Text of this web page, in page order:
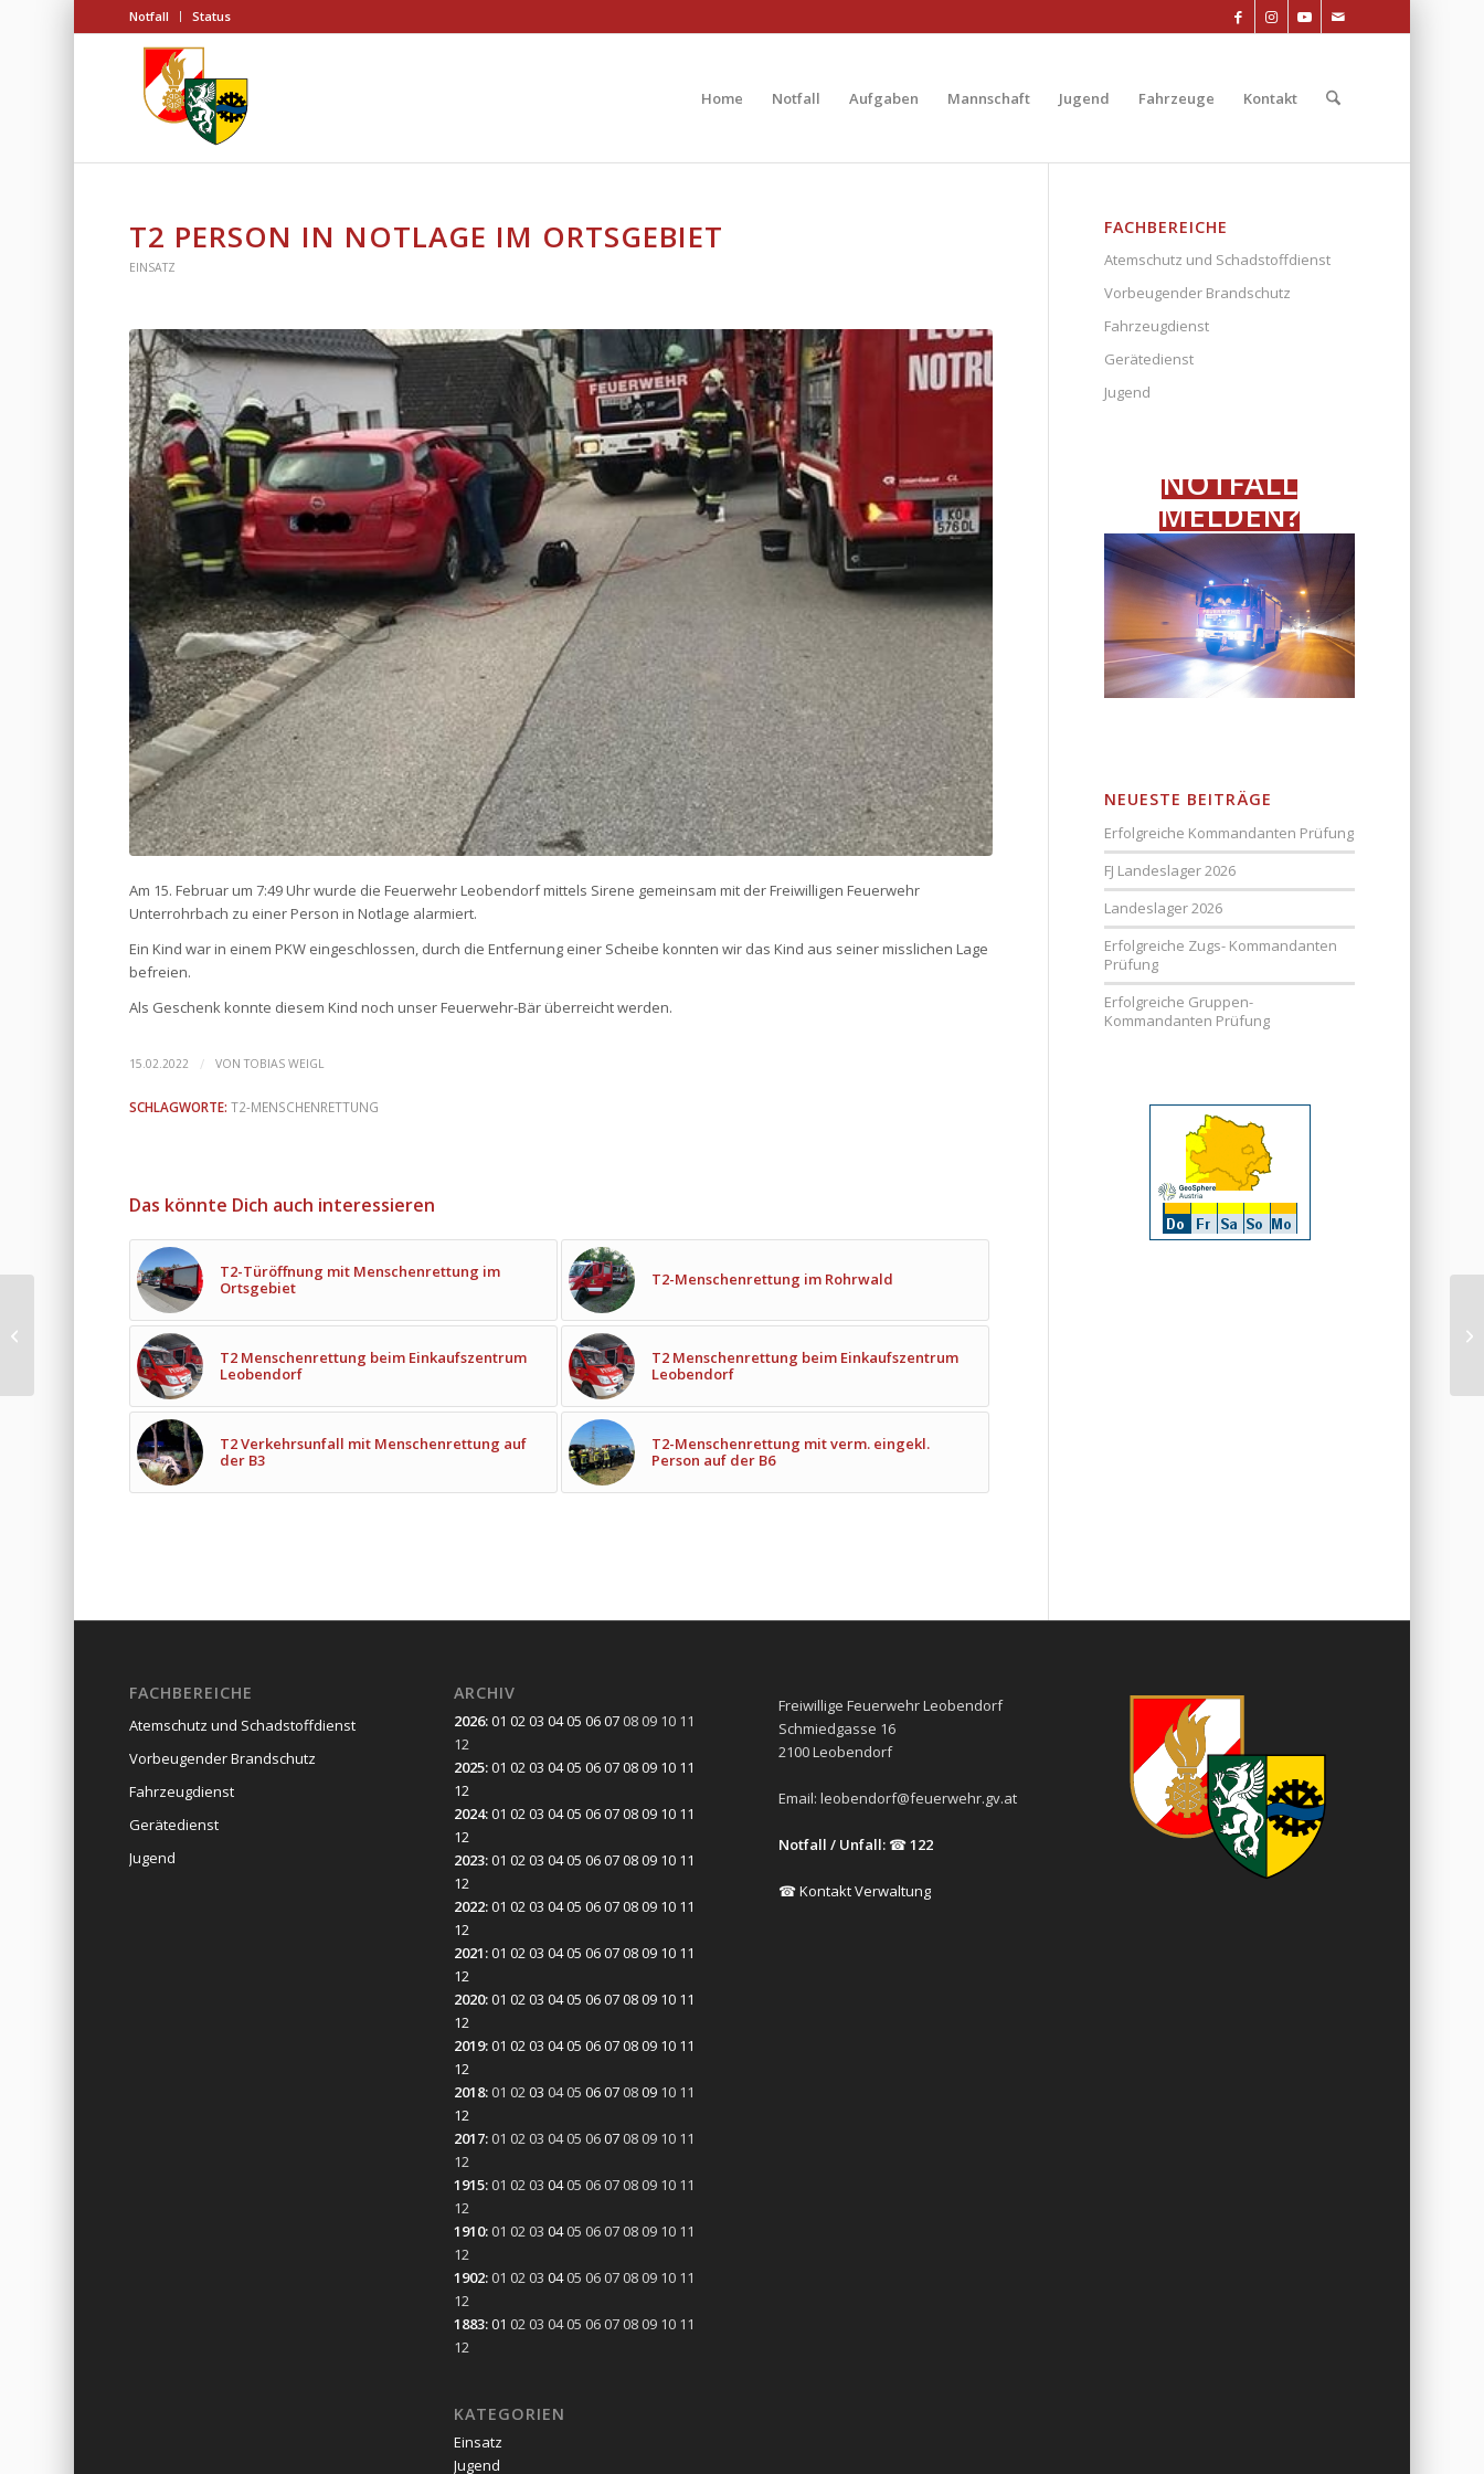
Notfall Status
Home Notfall Aufgaben Mannschaft Jugend Fahrzeuge Kontakt
T2 PERSON IN NOTLAGE IM ORTSGEBIET
EINSATZ
Am 15. Februar um 7:49 Uhr wurde die Feuerwehr Leobendorf mittels Sirene gemeinsam mit der Freiwilligen Feuerwehr
Unterrohrbach zu einer Person in Notlage alarmiert.
Ein Kind war in einem PKW eingeschlossen, durch die Entfernung einer Scheibe konnten wir das Kind aus seiner misslichen Lage
befreien.
Als Geschenk konnte diesem Kind noch unser Feuerwehr-Bär überreicht werden.
15.02.2022 / VONTOBIAS WEIGL
SCHLAGWORTE: T2-MENSCHENRETTUNG
Das könnte Dich auch interessieren
T2-Türöffnung mit Menschenrettung im
Ortsgebiet
T2-Menschenrettung im Rohrwald
T2 Menschenrettung beim Einkaufszentrum
Leobendorf
T2 Menschenrettung beim Einkaufszentrum
Leobendorf
T2 Verkehrsunfall mit Menschenrettung auf
der B3
T2-Menschenrettung mit verm. eingekl.
Person auf der B6
FACHBEREICHE
Atemschutz und Schadstoffdienst
Vorbeugender Brandschutz
Fahrzeugdienst
Gerätedienst
Jugend
NOTFALL
MELDEN?
NEUESTE BEITRÄGE
Erfolgreiche Kommandanten Prüfung
FJ Landeslager 2026
Landeslager 2026
Erfolgreiche Zugs- Kommandanten
Prüfung
Erfolgreiche Gruppen-
Kommandanten Prüfung
FACHBEREICHE
Atemschutz und Schadstoffdienst
Vorbeugender Brandschutz
Fahrzeugdienst
Gerätedienst
Jugend
ARCHIV
2026:01 0203 0405 0607 08 09 10 11
12
2025:01 0203 0405 06070809 10 11
12
2024:01 0203 0405 06070809 10 11
12
2023:01 0203 0405 06070809 10 11
12
2022:01 0203 0405 06070809 10 11
12
2021:01 0203 0405 06070809 10 11
12
2020:01 0203 0405 06070809 10 11
12
2019:01 0203 0405 06070809 10 11
12
2018: 01 0203 04 05 0607 0809 10 11
12
2017: 01 02 03 04 05 0607 08 09 10 11
12
1915: 01 02 03 04 05 06 07 08 09 10 11
12
1910: 01 02 03 04 05 06 07 08 09 10 11
12
1902: 01 02 03 04 05 06 07 08 09 10 11
12
1883:01 02 03 04 05 06 07 08 09 10 11
12
KATEGORIEN
Einsatz
Jugend
Freiwillige Feuerwehr Leobendorf
Schmiedgasse 16
2100 Leobendorf
Email:leobendorf@feuerwehr.gv.at
Notfall / Unfall: ☎122
☎ Kontakt Verwaltung
Gesamtübung 02/2022